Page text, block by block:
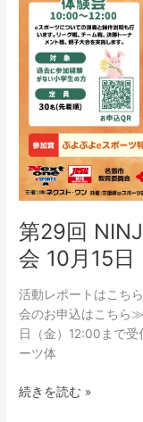
第29回
会 10月15日
活動レポートはこち
会のお申込はこちら
日（金）12:00まで
ーツ体
（日）
続きを読む »